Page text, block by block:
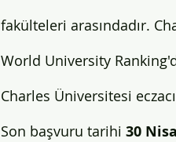
fakülteleri arasındadır.
World University
Charles Üniversitesi
Son başvuru tarihi 30